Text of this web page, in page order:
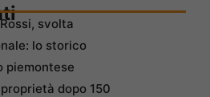
svolta
lo storico
piemontese
dopo 150